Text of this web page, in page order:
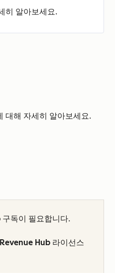
히 알아보세요.
대해 자세히 알아보세요.
구독이 필요합니다.
Revenue Hub 라이선스